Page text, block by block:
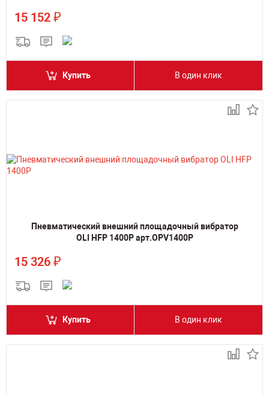
15 152 ₽
Купить В один клик
Пневматический внешний площадочный вибратор
OLI HFP 1400P арт.OPV1400P
15 326 ₽
Купить В один клик